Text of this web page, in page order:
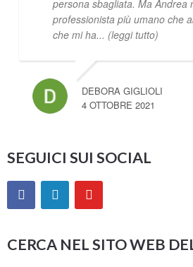
persona sbagliata. Ma Andrea
professionista più umano che
che mi ha... (leggi tutto)
DEBORA GIGLIOLI
4 OTTOBRE 2021
SEGUICI SUI SOCIAL
CERCA NEL SITO WEB